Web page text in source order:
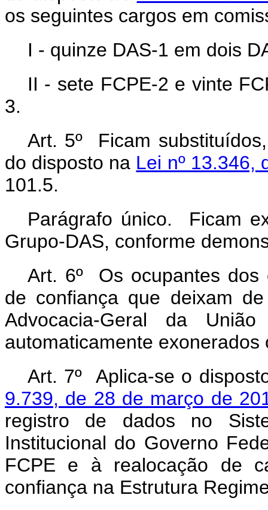
os seguintes cargos em
I - quinze DAS-1 em dois
II - sete FCPE-2 e vinte
3.
Art. 5º Ficam
do disposto na Lei nº 13.346,
101.5.
Parágrafo único. Ficam
Grupo-DAS, conforme
Art. 6º Os ocupantes dos
de confiança que deixam
Advocacia-Geral da
automaticamente exonerados
Art. 7º Aplica-se o
9.739, de 28 de março de
registro de dados no
Institucional do Governo
FCPE e à realocação de
confiança na Estrutura